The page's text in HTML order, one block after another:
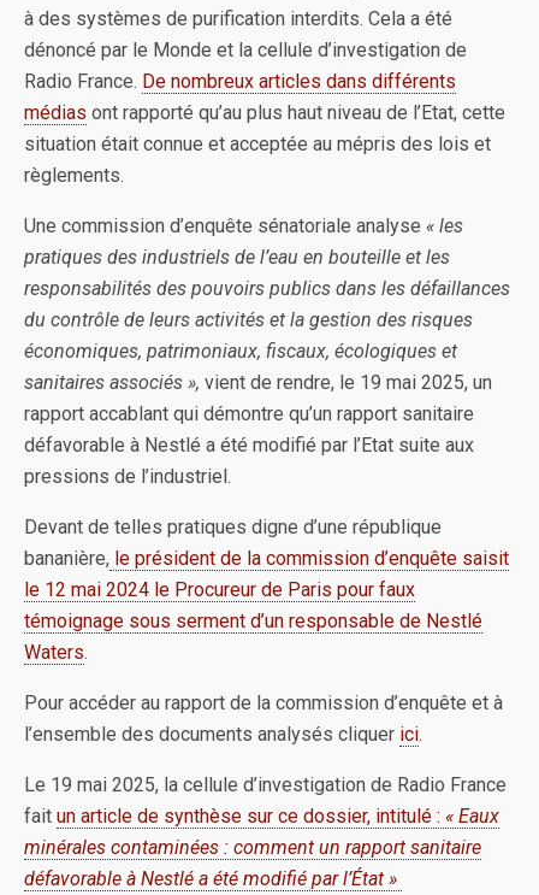
à des systèmes de purification interdits. Cela a été
dénoncé par le Monde et la cellule d’investigation de
Radio France. De nombreux articles dans différents
médias ont rapporté qu’au plus haut niveau de l’Etat, cette
situation était connue et acceptée au mépris des lois et
règlements.
Une commission d’enquête sénatoriale analyse « les
pratiques des industriels de l’eau en bouteille et les
responsabilités des pouvoirs publics dans les défaillances
du contrôle de leurs activités et la gestion des risques
économiques, patrimoniaux, fiscaux, écologiques et
sanitaires associés », vient de rendre, le 19 mai 2025, un
rapport accablant qui démontre qu’un rapport sanitaire
défavorable à Nestlé a été modifié par l’Etat suite aux
pressions de l’industriel.
Devant de telles pratiques digne d’une république
bananière, le président de la commission d’enquête saisit
le 12 mai 2024 le Procureur de Paris pour faux
témoignage sous serment d’un responsable de Nestlé
Waters.
Pour accéder au rapport de la commission d’enquête et à
l’ensemble des documents analysés cliquer ici.
Le 19 mai 2025, la cellule d’investigation de Radio France
fait un article de synthèse sur ce dossier, intitulé : « Eaux
minérales contaminées : comment un rapport sanitaire
défavorable à Nestlé a été modifié par l’État »